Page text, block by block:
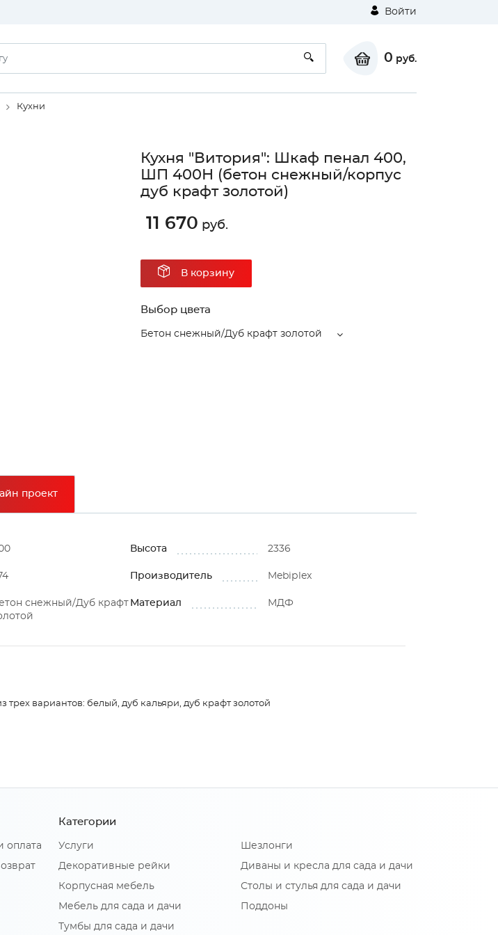
Войти
0 руб.
Кухни
Кухня "Витория": Шкаф пенал 400,
ШП 400Н (бетон снежный/корпус
дуб крафт золотой)
11 670 руб.
В корзину
Выбор цвета
Бетон снежный/Дуб крафт золотой
проект
Высота 2336
Производитель Mebiрlex
снежный/Дуб крафт Материал МДФ
трех вариантов: белый, дуб кальяри, дуб крафт золотой
оплата
Категории
Услуги
Декоративные рейки
Корпусная мебель
Мебель для сада и дачи
Тумбы для сада и дачи
Шезлонги
Диваны и кресла для сада и дачи
Столы и стулья для сада и дачи
Поддоны